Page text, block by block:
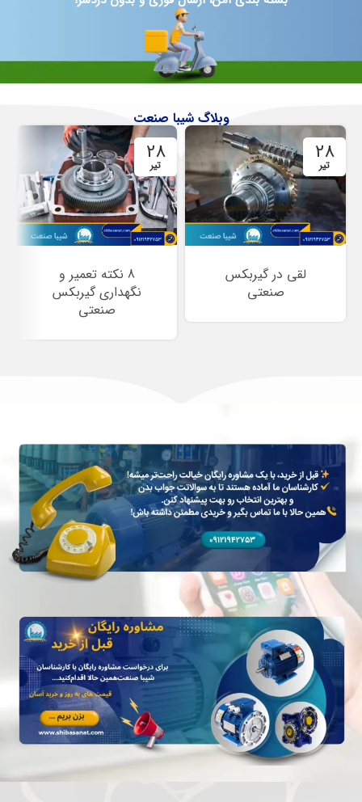
وبلاگ شیبا صنعت
28
تیر
لقی در گیربکس
صنعتی
28
تیر
8 نکته تعمیر و
نگهداری گیربکس
صنعتی